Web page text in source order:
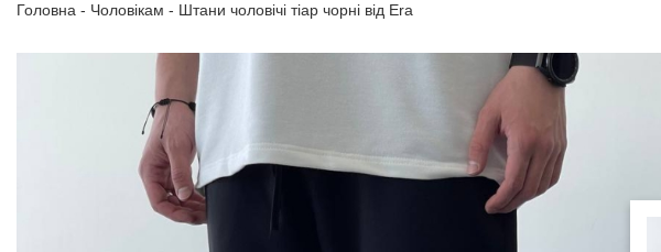
Головна - Чоловікам - Штани чоловічі тіар чорні від Era